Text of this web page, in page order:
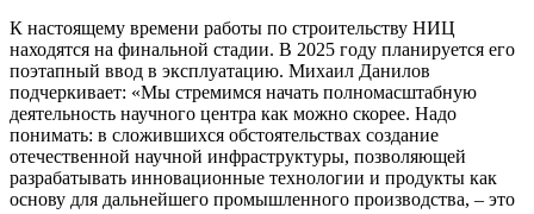
К настоящему времени работы по строительству НИЦ
находятся на финальной стадии. В 2025 году планируется его
поэтапный ввод в эксплуатацию. Михаил Данилов
подчеркивает: «Мы стремимся начать полномасштабную
деятельность научного центра как можно скорее. Надо
понимать: в сложившихся обстоятельствах создание
отечественной научной инфраструктуры, позволяющей
разрабатывать инновационные технологии и продукты как
основу для дальнейшего промышленного производства, – это